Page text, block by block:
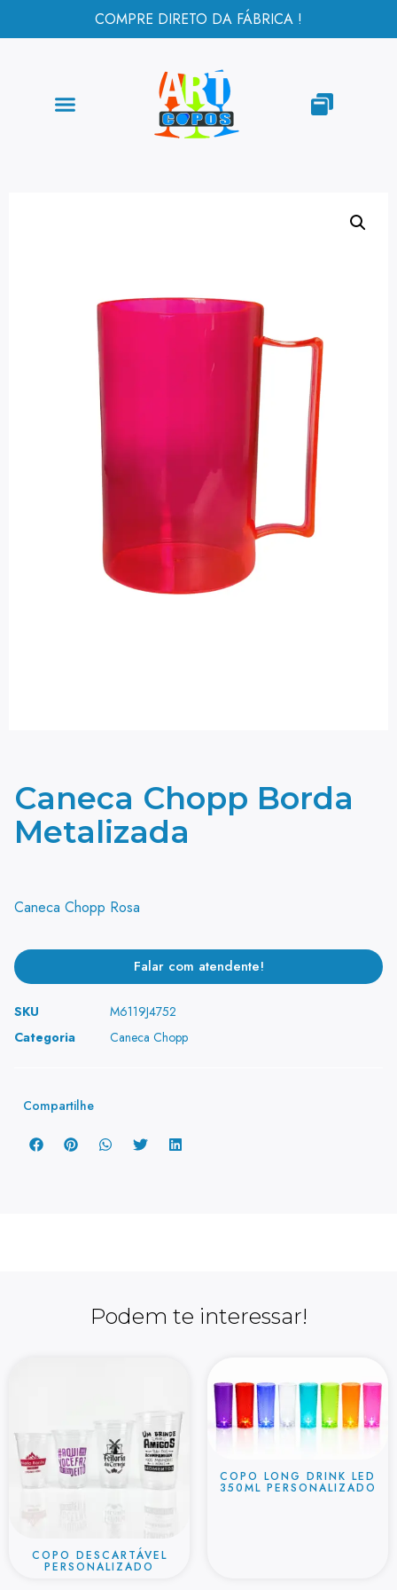
COMPRE DIRETO DA FÁBRICA !
Caneca Chopp Borda
Metalizada
Caneca Chopp Rosa
Falar com atendente!
SKU
M6119J4752
Categoria
Caneca Chopp
Compartilhe
Podem te interessar!
COPO DESCARTÁVEL
PERSONALIZADO
COPO LONG DRINK LED
350ML PERSONALIZADO